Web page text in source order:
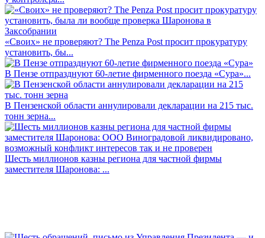
«Своих» не проверяют? The Penza Post просит прокуратуру
установить, бы...
В Пензе отпразднуют 60-летие фирменного поезда «Сура»...
В Пензенской области аннулировали декларации на 215 тыс.
тонн зерна...
Шесть миллионов казны региона для частной фирмы
заместителя Шаронова: ...